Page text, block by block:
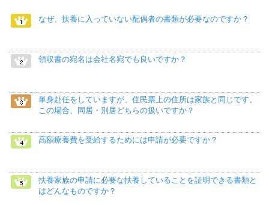
なぜ、扶養に入っていない配偶者の書類が必要なのですか？
領収書の宛名は会社名宛でも良いですか？
単身赴任をしていますが、住民票上の住所は家族と同じです。
この場合、同居・別居どちらの扱いですか？
高額療養費を受給するためには申請が必要ですか？
扶養家族の申請に必要な扶養していることを証明できる書類と
はどんなものですか？